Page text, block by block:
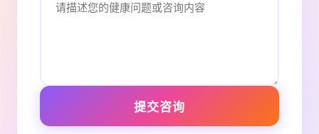
提交咨询